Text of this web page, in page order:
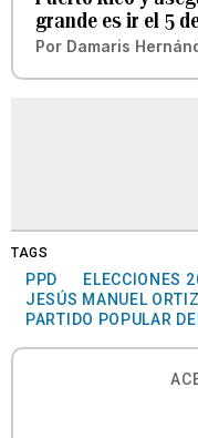
grande es ir el 5
Por Damaris
TAGS
PPD ELECCIONES
JESÚS MANUEL ORTIZ
PARTIDO POPULAR